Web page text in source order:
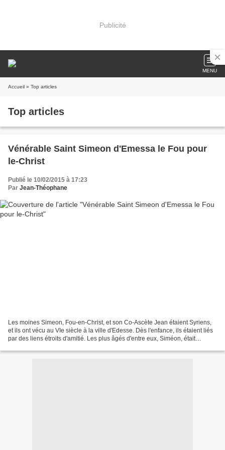
Publicité
MENU
Accueil » Top articles
Top articles
Vénérable Saint Simeon d'Emessa le Fou pour
le-Christ
Publié le 10/02/2015 à 17:23
Par Jean-Théophane
Les moines Simeon, Fou-en-Christ, et son Co-Ascète Jean étaient Syriens,
et ils ont vécu au VIe siècle à la ville d'Edesse. Dès l'enfance, ils étaient liés
par des liens étroits d'amitié. Les plus âgés d'entre eux, Siméon, était